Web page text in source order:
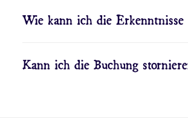
Wie kann ich die Erkenntnisse
Kann ich die Buchung